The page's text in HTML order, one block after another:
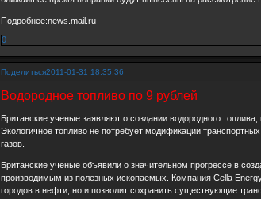
Подробнее:news.mail.ru
0
Поделиться2011-01-31 18:35:36
Водородное топливо по 9 рублей
Британские ученые заявляют о создании водородного
Экологичное топливо не потребует модификации
газов.
Британские ученые объявили о значительном прогрессе в
производимым из полезных ископаемых. Компания Cella
городов в нефти, но и позволит сохранить существующие